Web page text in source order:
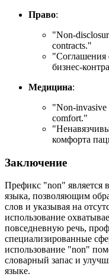
Право:
"Non-
contracts."
"Соглашения
бизнес-
Медицина:
"Non-invasive
comfort."
комфорта
Заключение
Префикс "non" является
языка, позволяющим
слов и указывая на
использование
повседневную речь,
специализированные
использование "non"
словарный запас и
языке.